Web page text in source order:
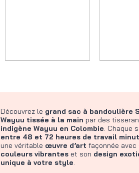
Découvrez le grand sac à bandoulière
Wayuu tissée à la main par des
indigène Wayuu en Colombie. Chaque
entre 48 et 72 heures de travail
une véritable œuvre d’art façonnée avec
couleurs vibrantes et son design
unique à votre style.